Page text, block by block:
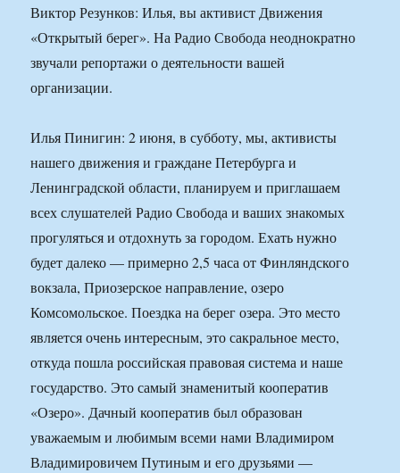
Виктор Резунков: Илья, вы активист Движения
«Открытый берег». На Радио Свобода неоднократно
звучали репортажи о деятельности вашей
организации.
Илья Пинигин: 2 июня, в субботу, мы, активисты
нашего движения и граждане Петербурга и
Ленинградской области, планируем и приглашаем
всех слушателей Радио Свобода и ваших знакомых
прогуляться и отдохнуть за городом. Ехать нужно
будет далеко — примерно 2,5 часа от Финляндского
вокзала, Приозерское направление, озеро
Комсомольское. Поездка на берег озера. Это место
является очень интересным, это сакральное место,
откуда пошла российская правовая система и наше
государство. Это самый знаменитый кооператив
«Озеро». Дачный кооператив был образован
уважаемым и любимым всеми нами Владимиром
Владимировичем Путиным и его друзьями —